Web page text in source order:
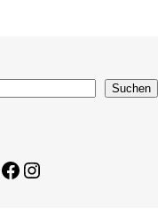
Suchen
Facebook
Instagram